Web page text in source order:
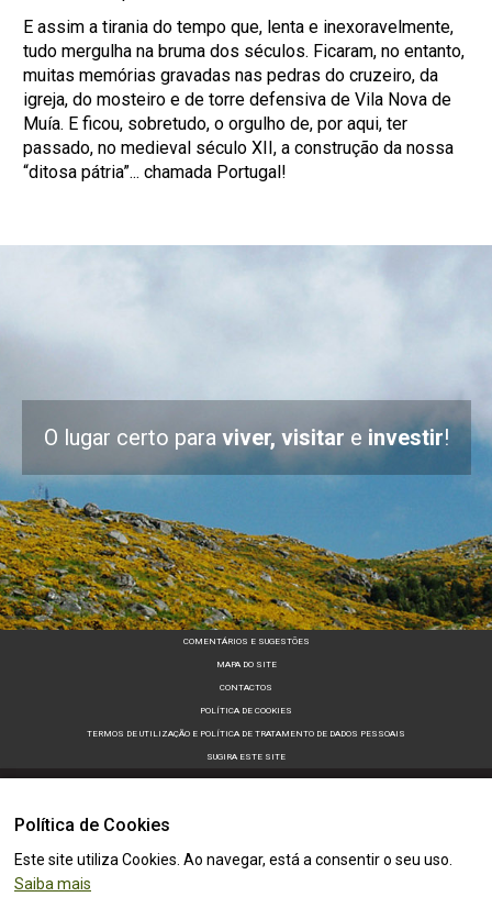
E assim a tirania do tempo que, lenta e inexoravelmente,
tudo mergulha na bruma dos séculos. Ficaram, no entanto,
muitas memórias gravadas nas pedras do cruzeiro, da
igreja, do mosteiro e de torre defensiva de Vila Nova de
Muía. E ficou, sobretudo, o orgulho de, por aqui, ter
passado, no medieval século XII, a construção da nossa
“ditosa pátria”... chamada Portugal!
Política de Cookies
Este site utiliza Cookies. Ao navegar, está a consentir o seu uso.
Saiba mais
O lugar certo para viver, visitar e investir!
COMENTÁRIOS E SUGESTÕES
MAPA DO SITE
CONTACTOS
POLÍTICA DE COOKIES
TERMOS DE UTILIZAÇÃO E POLÍTICA DE TRATAMENTO DE DADOS PESSOAIS
SUGIRA ESTE SITE